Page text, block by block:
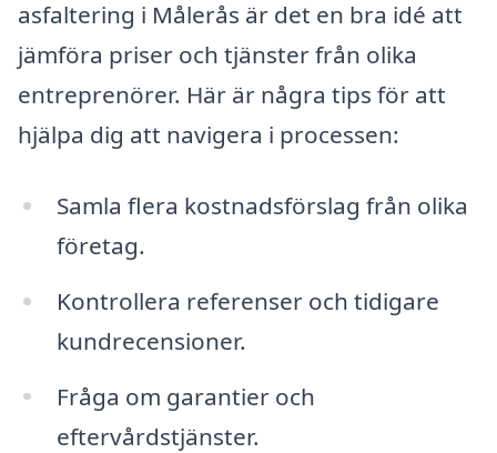
asfaltering i Målerås är det en bra idé att
jämföra priser och tjänster från olika
entreprenörer. Här är några tips för att
hjälpa dig att navigera i processen:
Samla flera kostnadsförslag från olika
företag.
Kontrollera referenser och tidigare
kundrecensioner.
Fråga om garantier och
eftervårdstjänster.